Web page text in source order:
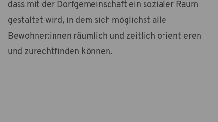
dass mit der Dorfgemeinschaft ein sozialer Raum
gestaltet wird, in dem sich möglichst alle
Bewohner:innen räumlich und zeitlich orientieren
und zurechtfinden können.